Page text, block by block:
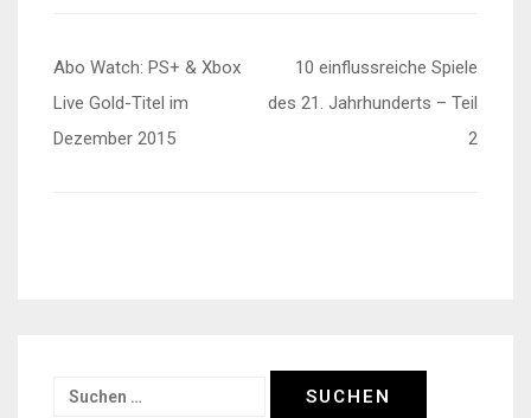
Beitragsnavigation
Abo Watch: PS+ & Xbox
Live Gold-Titel im
Dezember 2015
10 einflussreiche Spiele
des 21. Jahrhunderts – Teil
2
Suchen